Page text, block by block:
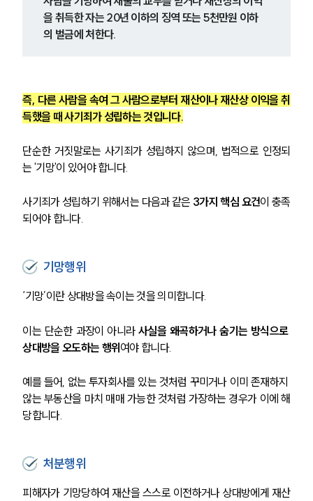
을 취득한 자는 20년 이하의 징역 또는 5천만원 이하
의 벌금에 처한다.
즉, 다른 사람을 속여 그 사람으로부터 재산이나 재산상 이익을 취
득했을 때 사기죄가 성립하는 것입니다.
단순한 거짓말로는 사기죄가 성립하지 않으며, 법적으로 인정되
는 '기망'이 있어야 합니다.
사기죄가 성립하기 위해서는 다음과 같은 3가지 핵심 요건이 충족
되어야 합니다.
기망행위
‘기망’이란 상대방을 속이는 것을 의미합니다.
이는 단순한 과장이 아니라 사실을 왜곡하거나 숨기는 방식으로
상대방을 오도하는 행위 여야 합니다.
예를 들어, 없는 투자회사를 있는 것처럼 꾸미거나 이미 존재하지
않는 부동산을 마치 매매 가능한 것처럼 가장하는 경우가 이에 해
당합니다.
처분행위
피해자가 기망당하여 재산을 스스로 이전하거나 상대방에게 재산